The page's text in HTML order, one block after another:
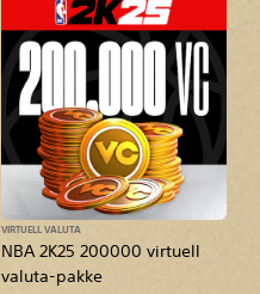
NBA 2K25 200000 virtuell
valuta-pakke
VIRTUELL VALUTA